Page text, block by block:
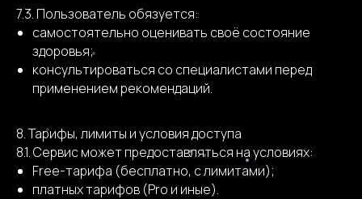
7.3. Пользователь обязуется:
самостоятельно оценивать своё состояние
здоровья;
консультироваться со специалистами перед
применением рекомендаций.
8. Тарифы, лимиты и условия доступа
8.1. Сервис может предоставляться на условиях:
Free-тарифа (бесплатно, с лимитами);
платных тарифов (Pro и иные).